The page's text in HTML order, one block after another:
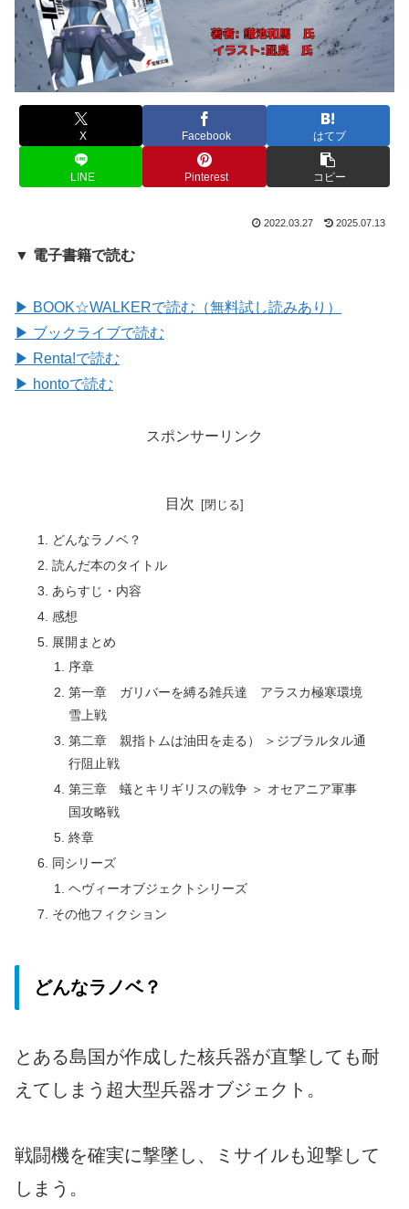
X Facebook はてブ
LINE Pinterest コピー
2022.03.27 2025.07.13
▼ 電子書籍で読む
▶ BOOK☆WALKERで読む（無料試し読みあり）
▶ ブックライブで読む
▶ Renta!で読む
▶ hontoで読む
スポンサーリンク
目次
どんなラノベ？
読んだ本のタイトル
あらすじ・内容
感想
展開まとめ
序章
第一章 ガリバーを縛る雑兵達 アラスカ極寒環境
雪上戦
第二章 親指トムは油田を走る） ＞ジブラルタル通
行阻止戦
第三章 蟻とキリギリスの戦争 ＞ オセアニア軍事
国攻略戦
終章
同シリーズ
ヘヴィーオブジェクトシリーズ
その他フィクション
どんなラノベ？
とある島国が作成した核兵器が直撃しても耐
えてしまう超大型兵器オブジェクト。
戦闘機を確実に撃墜し、ミサイルも迎撃して
しまう。